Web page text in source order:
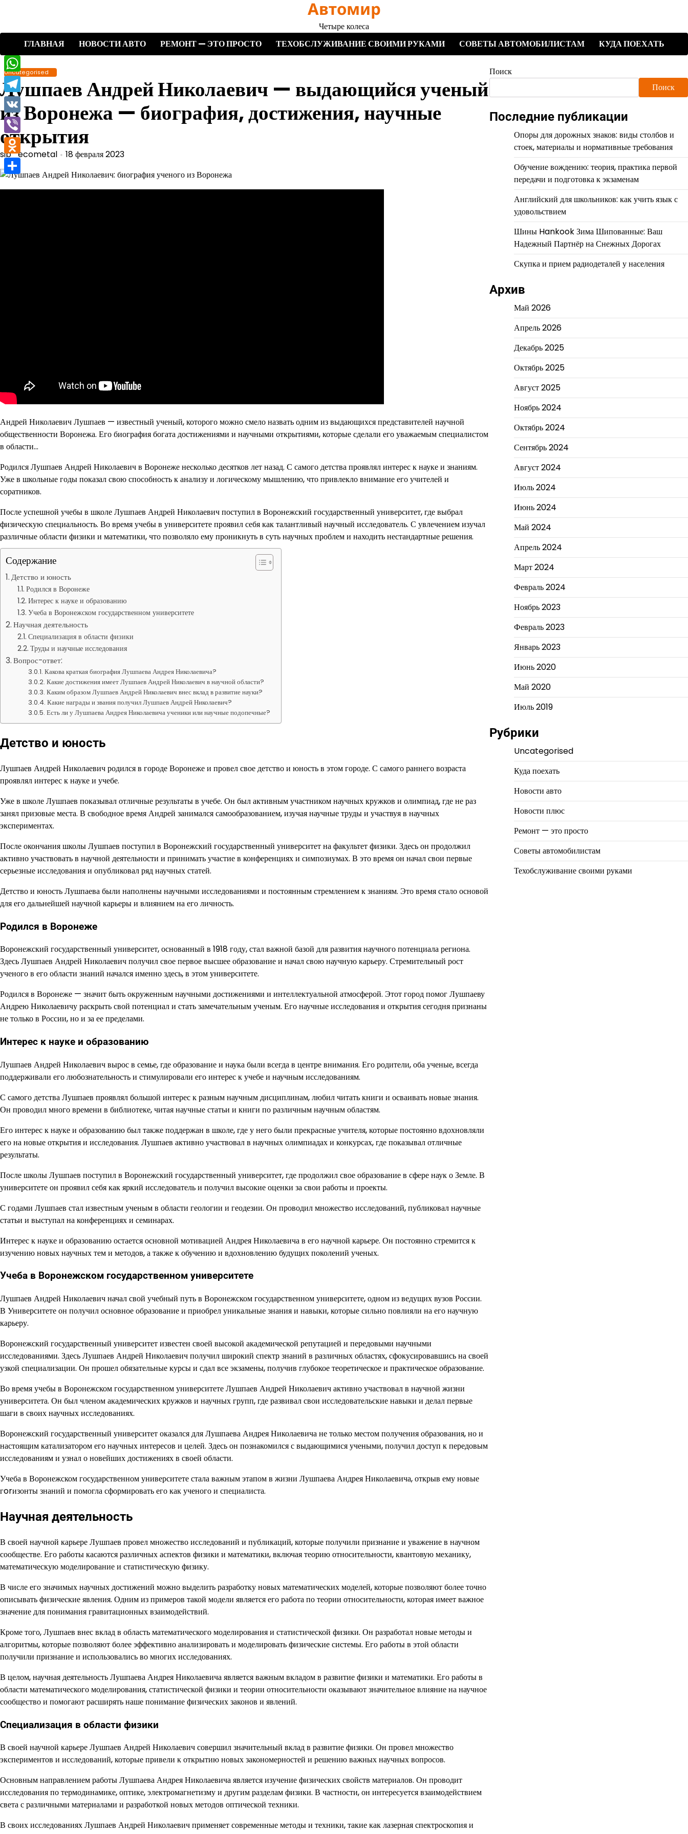
содержимому
Автомир
Четыре колеса
ГЛАВНАЯ
НОВОСТИ АВТО РЕМОНТ — ЭТО ПРОСТО ТЕХОБСЛУЖИВАНИЕ СВОИМИ РУКАМИ СОВЕТЫ АВТОМОБИЛИСТАМ КУДА ПОЕХАТЬ
Uncategorised
Лушпаев Андрей Николаевич — выдающийся ученый
из Воронежа — биография, достижения, научные
открытия
sib_ecometal 18 февраля 2023
Андрей Николаевич Лушпаев — известный ученый, которого можно смело назвать одним из выдающихся представителей научной
общественности Воронежа. Его биография богата достижениями и научными открытиями, которые сделали его уважаемым специалистом
в области…
Родился Лушпаев Андрей Николаевич в Воронеже несколько десятков лет назад. С самого детства проявлял интерес к науке и знаниям.
Уже в школьные годы показал свою способность к анализу и логическому мышлению, что привлекло внимание его учителей и
соратников.
После успешной учебы в школе Лушпаев Андрей Николаевич поступил в Воронежский государственный университет, где выбрал
физическую специальность. Во время учебы в университете проявил себя как талантливый научный исследователь. С увлечением изучал
различные области физики и математики, что позволяло ему проникнуть в суть научных проблем и находить нестандартные решения.
Содержание
Детство и юность
Родился в Воронеже
Интерес к науке и образованию
Учеба в Воронежском государственном университете
Научная деятельность
Специализация в области физики
Труды и научные исследования
Вопрос-ответ:
Какова краткая биография Лушпаева Андрея Николаевича?
Какие достижения имеет Лушпаев Андрей Николаевич в научной области?
Каким образом Лушпаев Андрей Николаевич внес вклад в развитие науки?
Какие награды и звания получил Лушпаев Андрей Николаевич?
Есть ли у Лушпаева Андрея Николаевича ученики или научные подопечные?
Детство и юность
Лушпаев Андрей Николаевич родился в городе Воронеже и провел свое детство и юность в этом городе. С самого раннего возраста
проявлял интерес к науке и учебе.
Уже в школе Лушпаев показывал отличные результаты в учебе. Он был активным участником научных кружков и олимпиад, где не раз
занял призовые места. В свободное время Андрей занимался самообразованием, изучая научные труды и участвуя в научных
экспериментах.
После окончания школы Лушпаев поступил в Воронежский государственный университет на факультет физики. Здесь он продолжил
активно участвовать в научной деятельности и принимать участие в конференциях и симпозиумах. В это время он начал свои первые
серьезные исследования и опубликовал ряд научных статей.
Детство и юность Лушпаева были наполнены научными исследованиями и постоянным стремлением к знаниям. Это время стало основой
для его дальнейшей научной карьеры и влиянием на его личность.
Родился в Воронеже
Воронежский государственный университет, основанный в 1918 году, стал важной базой для развития научного потенциала региона.
Здесь Лушпаев Андрей Николаевич получил свое первое высшее образование и начал свою научную карьеру. Стремительный рост
ученого в его области знаний начался именно здесь, в этом университете.
Родился в Воронеже — значит быть окруженным научными достижениями и интеллектуальной атмосферой. Этот город помог Лушпаеву
Андрею Николаевичу раскрыть свой потенциал и стать замечательным ученым. Его научные исследования и открытия сегодня признаны
не только в России, но и за ее пределами.
Интерес к науке и образованию
Лушпаев Андрей Николаевич вырос в семье, где образование и наука были всегда в центре внимания. Его родители, оба ученые, всегда
поддерживали его любознательность и стимулировали его интерес к учебе и научным исследованиям.
С самого детства Лушпаев проявлял большой интерес к разным научным дисциплинам, любил читать книги и осваивать новые знания.
Он проводил много времени в библиотеке, читая научные статьи и книги по различным научным областям.
Его интерес к науке и образованию был также поддержан в школе, где у него были прекрасные учителя, которые постоянно вдохновляли
его на новые открытия и исследования. Лушпаев активно участвовал в научных олимпиадах и конкурсах, где показывал отличные
результаты.
После школы Лушпаев поступил в Воронежский государственный университет, где продолжил свое образование в сфере наук о Земле. В
университете он проявил себя как яркий исследователь и получил высокие оценки за свои работы и проекты.
С годами Лушпаев стал известным ученым в области геологии и геодезии. Он проводил множество исследований, публиковал научные
статьи и выступал на конференциях и семинарах.
Интерес к науке и образованию остается основной мотивацией Андрея Николаевича в его научной карьере. Он постоянно стремится к
изучению новых научных тем и методов, а также к обучению и вдохновлению будущих поколений ученых.
Учеба в Воронежском государственном университете
Лушпаев Андрей Николаевич начал свой учебный путь в Воронежском государственном университете, одном из ведущих вузов России.
В Университете он получил основное образование и приобрел уникальные знания и навыки, которые сильно повлияли на его научную
карьеру.
Воронежский государственный университет известен своей высокой академической репутацией и передовыми научными
исследованиями. Здесь Лушпаев Андрей Николаевич получил широкий спектр знаний в различных областях, сфокусировавшись на своей
узкой специализации. Он прошел обязательные курсы и сдал все экзамены, получив глубокое теоретическое и практическое образование.
Во время учебы в Воронежском государственном университете Лушпаев Андрей Николаевич активно участвовал в научной жизни
университета. Он был членом академических кружков и научных групп, где развивал свои исследовательские навыки и делал первые
шаги в своих научных исследованиях.
Воронежский государственный университет оказался для Лушпаева Андрея Николаевича не только местом получения образования, но и
настоящим катализатором его научных интересов и целей. Здесь он познакомился с выдающимися учеными, получил доступ к передовым
исследованиям и узнал о новейших достижениях в своей области.
Учеба в Воронежском государственном университете стала важным этапом в жизни Лушпаева Андрея Николаевича, открыв ему новые
гorизонты знаний и помогла сформировать его как ученого и специалиста.
Научная деятельность
В своей научной карьере Лушпаев провел множество исследований и публикаций, которые получили признание и уважение в научном
сообществе. Его работы касаются различных аспектов физики и математики, включая теорию относительности, квантовую механику,
математическую моделирование и статистическую физику.
В числе его значимых научных достижений можно выделить разработку новых математических моделей, которые позволяют более точно
описывать физические явления. Одним из примеров такой модели является его работа по теории относительности, которая имеет важное
значение для понимания гравитационных взаимодействий.
Кроме того, Лушпаев внес вклад в область математического моделирования и статистической физики. Он разработал новые методы и
алгоритмы, которые позволяют более эффективно анализировать и моделировать физические системы. Его работы в этой области
получили признание и использовались во многих исследованиях.
В целом, научная деятельность Лушпаева Андрея Николаевича является важным вкладом в развитие физики и математики. Его работы в
области математического моделирования, статистической физики и теории относительности оказывают значительное влияние на научное
сообщество и помогают расширять наше понимание физических законов и явлений.
Специализация в области физики
В своей научной карьере Лушпаев Андрей Николаевич совершил значительный вклад в развитие физики. Он провел множество
экспериментов и исследований, которые привели к открытию новых закономерностей и решению важных научных вопросов.
Основным направлением работы Лушпаева Андрея Николаевича является изучение физических свойств материалов. Он проводит
исследования по термодинамике, оптике, электромагнетизму и другим разделам физики. В частности, он интересуется взаимодействием
света с различными материалами и разработкой новых методов оптической техники.
В своих исследованиях Лушпаев Андрей Николаевич применяет современные методы и техники, такие как лазерная спектроскопия и
Поиск
Поиск
Последние публикации
Опоры для дорожных знаков: виды столбов и
стоек, материалы и нормативные требования
Обучение вождению: теория, практика первой
передачи и подготовка к экзаменам
Английский для школьников: как учить язык с
удовольствием
Шины Hankook Зима Шипованные: Ваш
Надежный Партнёр на Снежных Дорогах
Скупка и прием радиодеталей у населения
Архив
Май 2026
Апрель 2026
Декабрь 2025
Октябрь 2025
Август 2025
Ноябрь 2024
Октябрь 2024
Сентябрь 2024
Август 2024
Июль 2024
Июнь 2024
Май 2024
Апрель 2024
Март 2024
Февраль 2024
Ноябрь 2023
Февраль 2023
Январь 2023
Июнь 2020
Май 2020
Июль 2019
Рубрики
Uncategorised
Куда поехать
Новости авто
Новости плюс
Ремонт — это просто
Советы автомобилистам
Техобслуживание своими руками
WhatsApp
Telegram
VK
Viber
Odnoklassniki
Отправить